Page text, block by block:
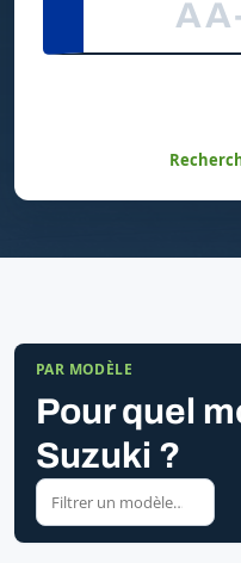
PAR MODÈLE
Pour quel
Suzuki ?